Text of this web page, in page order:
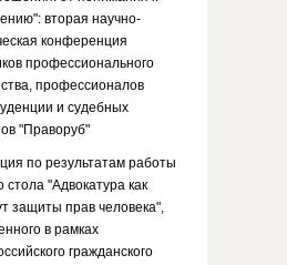
вторая научно-
конференция
профессионального
профессионалов
и судебных
"Праворуб"
по результатам работы
стола "Адвокатура как
защиты прав человека",
в рамках
гражданского